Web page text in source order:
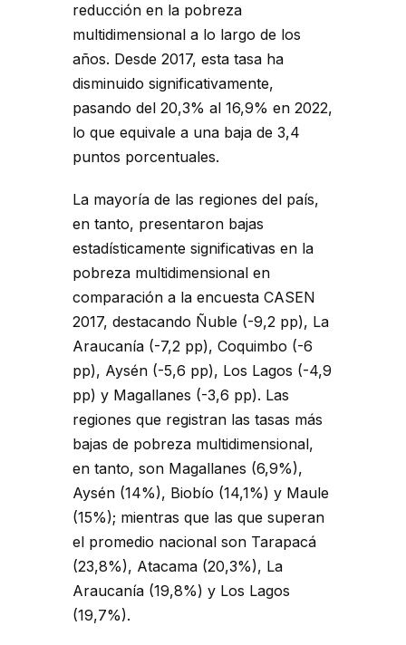
reducción en la pobreza
multidimensional a lo largo de los
años. Desde 2017, esta tasa ha
disminuido significativamente,
pasando del 20,3% al 16,9% en 2022,
lo que equivale a una baja de 3,4
puntos porcentuales.
La mayoría de las regiones del país,
en tanto, presentaron bajas
estadísticamente significativas en la
pobreza multidimensional en
comparación a la encuesta CASEN
2017, destacando Ñuble (-9,2 pp), La
Araucanía (-7,2 pp), Coquimbo (-6
pp), Aysén (-5,6 pp), Los Lagos (-4,9
pp) y Magallanes (-3,6 pp). Las
regiones que registran las tasas más
bajas de pobreza multidimensional,
en tanto, son Magallanes (6,9%),
Aysén (14%), Biobío (14,1%) y Maule
(15%); mientras que las que superan
el promedio nacional son Tarapacá
(23,8%), Atacama (20,3%), La
Araucanía (19,8%) y Los Lagos
(19,7%).